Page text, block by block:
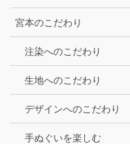
宮本のこだわり
注染へのこだわり
生地へのこだわり
デザインへのこだわり
手ぬぐいを楽しむ